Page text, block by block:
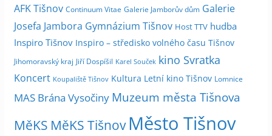
v
d
l
e
m
s
í
AFK Tišnov Continuum Vitae Galerie Jamborův dům Galerie
Josefa Jambora Gymnázium Tišnov Host TTV hudba
Inspiro Tišnov Inspiro – středisko volného času Tišnov
Jihomoravský kraj Jiří Dospíšil Karel Souček kino Svratka
Koncert Koupaliště Tišnov Kultura Letní kino Tišnov Lomnice
MAS Brána Vysočiny Muzeum města Tišnova
MěKS MěKS Tišnov Město Tišnov